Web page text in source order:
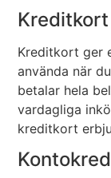
Kreditkort
Kreditkort ger
använda när
betalar hela
vardagliga
kreditkort